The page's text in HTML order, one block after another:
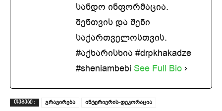
სანდო ინფორმაცია.
შენთვის და შენი
საქართველოსთვის.
#აქხარისხია #drpkhakadze
#sheniambebi See Full Bio
ᲗᲔᲒᲔᲑᲘ : გრავირება
ინტერიერის-დეკორაცია